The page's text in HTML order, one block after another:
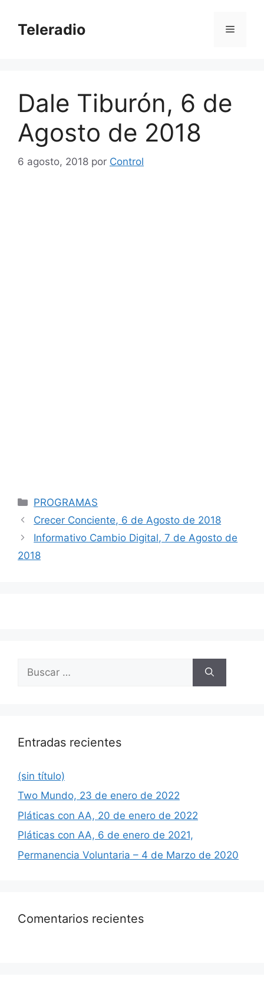
contenido
Teleradio Menú
Dale Tiburón, 6 de
Agosto de 2018
6 agosto, 2018 por Control
Categorías
PROGRAMAS
Navegación
de
Crecer Conciente, 6 de Agosto de 2018
Informativo Cambio Digital, 7 de Agosto de
2018
Entradas recientes
(sin título)
Two Mundo, 23 de enero de 2022
Pláticas con AA, 20 de enero de 2022
Pláticas con AA, 6 de enero de 2021,
Permanencia Voluntaria – 4 de Marzo de 2020
Comentarios recientes